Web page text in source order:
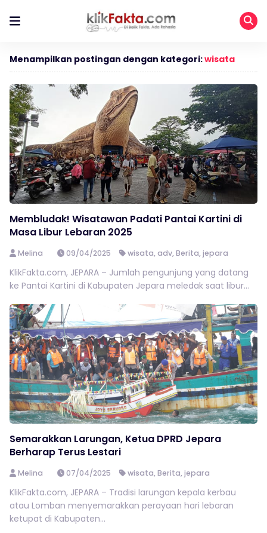
Menampilkan postingan dengan kategori:wisata
Membludak! Wisatawan Padati Pantai Kartini di
Masa Libur Lebaran 2025
Melina 09/04/2025 wisata,adv,Berita,jepara
KlikFakta.com, JEPARA – Jumlah pengunjung yang datang
ke Pantai Kartini di Kabupaten Jepara meledak saat libur...
Semarakkan Larungan, Ketua DPRD Jepara
Berharap Terus Lestari
Melina 07/04/2025 wisata,Berita,jepara
KlikFakta.com, JEPARA – Tradisi larungan kepala kerbau
atau Lomban menyemarakkan perayaan hari lebaran
ketupat di Kabupaten...